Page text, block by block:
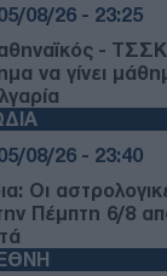
08/26 - 23:25
-
να γίνει
08/26 - 23:40
Οι
Πέμπτη 6/8